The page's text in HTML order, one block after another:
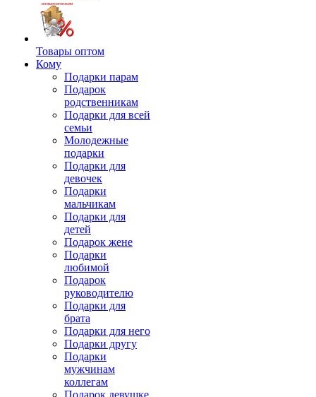
Товары оптом
Кому
Подарки парам
Подарок
родственникам
Подарки для всей
семьи
Молодежные
подарки
Подарки для
девочек
Подарки
мальчикам
Подарки для
детей
Подарок жене
Подарки
любимой
Подарок
руководителю
Подарки для
брата
Подарки для него
Подарки другу
Подарки
мужчинам
коллегам
Подарок девушке